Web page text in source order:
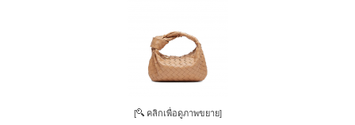
[ คลิกเพื่อดูภาพขยาย]